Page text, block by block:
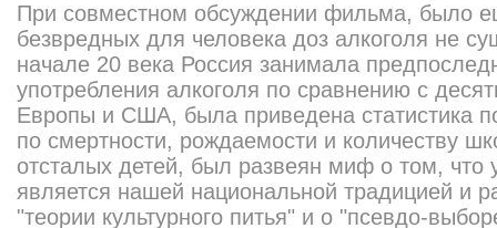
При совместном обсуждении фильма, было
безвредных для человека доз алкоголя не
начале 20 века Россия занимала
употребления алкоголя по сравнению с
Европы и США, была приведена статистика
по смертности, рождаемости и количеству
отсталых детей, был развеян миф о том, что
является нашей национальной традицией и
"теории культурного питья" и о "псевдо-